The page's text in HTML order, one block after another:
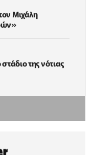
Μιχάλη
της νότιας